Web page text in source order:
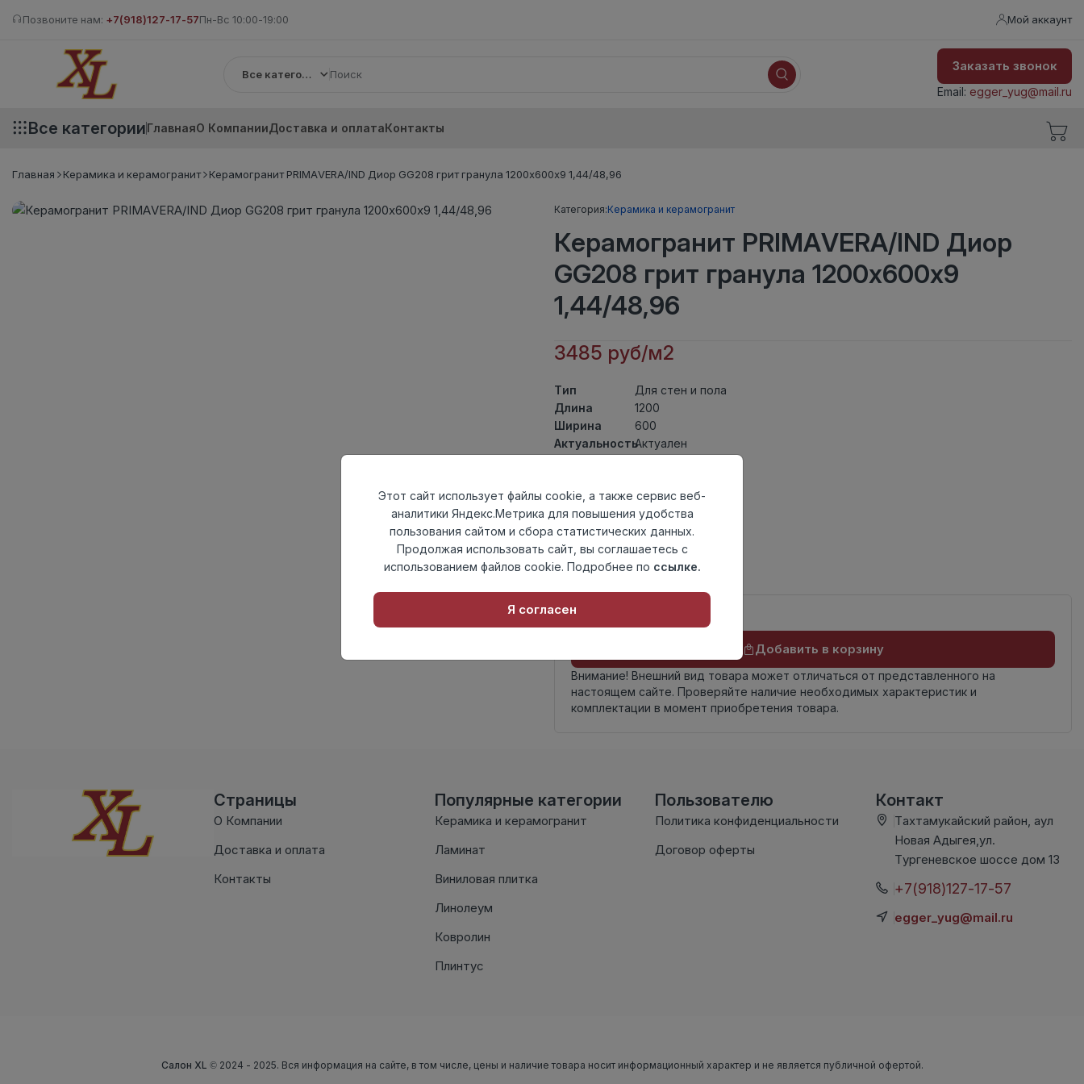
Позвоните нам: +7(918)127-17-57Пн-Вс 10:00-19:00 Мой аккаунт
Все категории
Заказать звонок
Email: egger_yug@mail.ru
Все категорииГлавнаяО КомпанииДоставка и оплатаКонтакты
Главная Керамика и керамогранит Керамогранит PRIMAVERA/IND Диор GG208 грит гранула 1200х600х9 1,44/48,96
Категория:Керамика и керамогранит
Керамогранит PRIMAVERA/IND Диор
GG208 грит гранула 1200х600х9
1,44/48,96
3485 руб/м2
Тип
Для стен и пола
Длина
1200
Ширина
600
АктуальностьАктуален
Толщина
9
Поверхность грит гранула
Страна
происхождения
Индия
Номер
Добавить в корзину
Внимание! Внешний вид товара может отличаться от представленного на
настоящем сайте. Проверяйте наличие необходимых характеристик и
комплектации в момент приобретения товара.
Страницы
О Компании
Доставка и оплата
Контакты
Популярные категории
Керамика и керамогранит
Ламинат
Виниловая плитка
Линолеум
Ковролин
Плинтус
Пользователю
Политика конфиденциальности
Договор оферты
Контакт
Тахтамукайский район, аул
Новая Адыгея,ул.
Тургеневское шоссе дом 13
+7(918)127-17-57
egger_yug@mail.ru
Салон XL © 2024 - 2025. Вся информация на сайте, в том числе, цены и наличие товара носит информационный характер и не является публичной офертой.
Этот сайт использует файлы cookie, а также сервис веб-
аналитики Яндекс.Метрика для повышения удобства
пользования сайтом и сбора статистических данных.
Продолжая использовать сайт, вы соглашаетесь с
использованием файлов cookie. Подробнее по ссылке.
Я согласен